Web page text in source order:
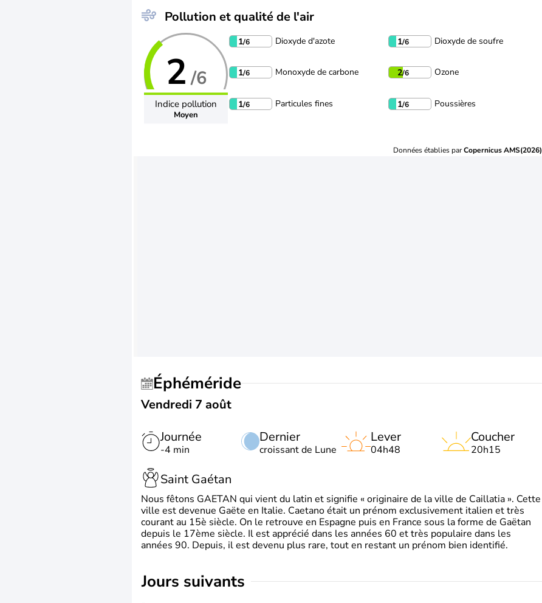
Pollution et qualité de l'air
2 /6
Indice pollution
Moyen
1/6 Dioxyde d'azote 1/6 Dioxyde de soufre
1/6 Monoxyde de carbone 2/6 Ozone
1/6 Particules fines 1/6 Poussières
Données établies parCopernicus AMS(2026)
Éphéméride
Vendredi 7 août
Journée
-4 min
Dernier
croissant de Lune
Lever
04h48
Coucher
20h15
Saint Gaétan
Nous fêtons GAETAN qui vient du latin et signifie « originaire de la ville de Caillatia ». Cette
ville est devenue Gaëte en Italie. Caetano était un prénom exclusivement italien et très
courant au 15è siècle. On le retrouve en Espagne puis en France sous la forme de Gaëtan
depuis le 17ème siècle. Il est apprécié dans les années 60 et très populaire dans les
années 90. Depuis, il est devenu plus rare, tout en restant un prénom bien identifié.
jours suivants